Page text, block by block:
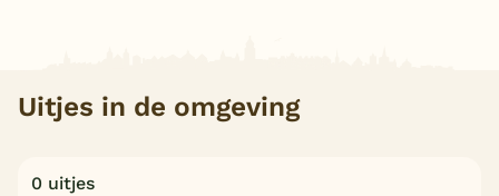
Uitjes in de omgeving
0 uitjes